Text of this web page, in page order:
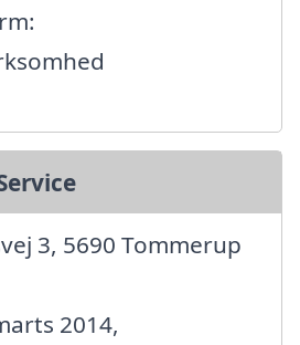
3, 5690 Tommerup
2014,